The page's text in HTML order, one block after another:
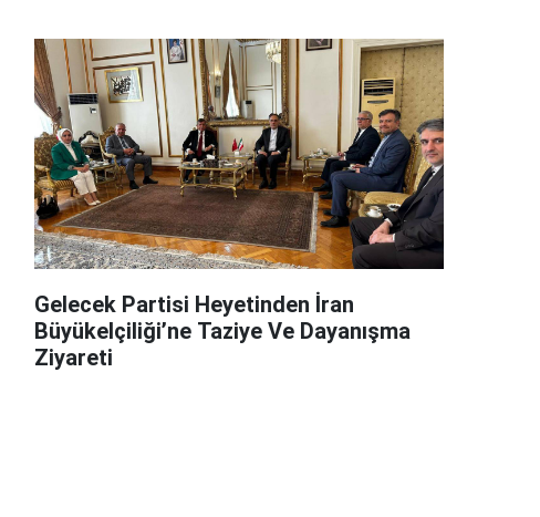
Gelecek Partisi Heyetinden İran
Büyükelçiliği’ne Taziye Ve Dayanışma
Ziyareti